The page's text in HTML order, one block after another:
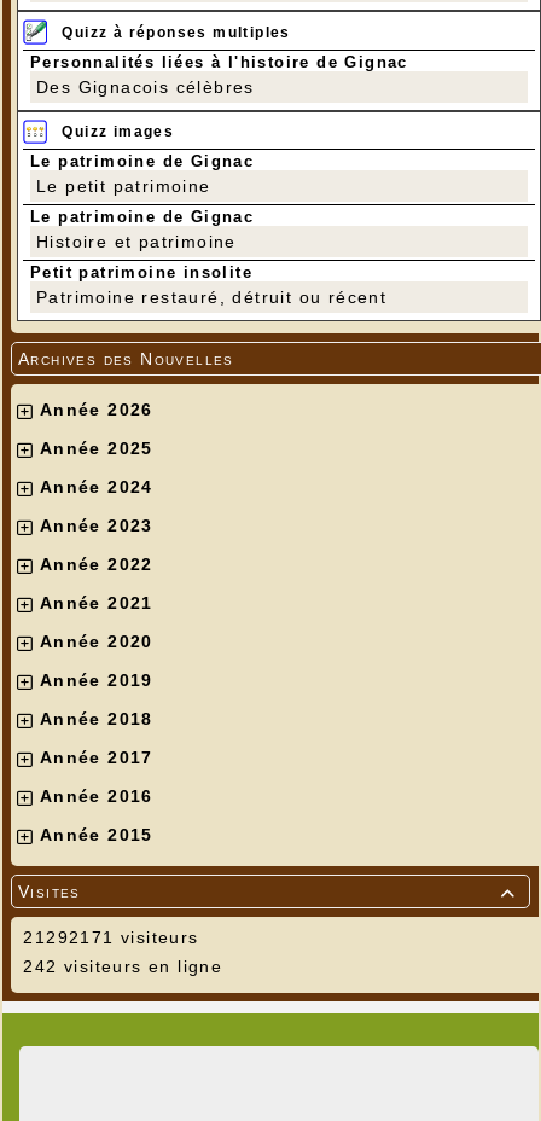
Quizz à réponses multiples
Personnalités liées à l'histoire de Gignac
Des Gignacois célèbres
Quizz images
Le patrimoine de Gignac
Le petit patrimoine
Le patrimoine de Gignac
Histoire et patrimoine
Petit patrimoine insolite
Patrimoine restauré, détruit ou récent
Archives des Nouvelles
Année 2026
Année 2025
Année 2024
Année 2023
Année 2022
Année 2021
Année 2020
Année 2019
Année 2018
Année 2017
Année 2016
Année 2015

Visites
21292171 visiteurs
242 visiteurs en ligne